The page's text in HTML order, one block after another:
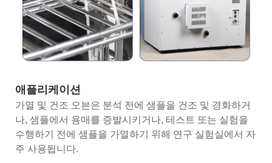
애플리케이션
가열 및 건조 오븐은 분석 전에 샘플을 건조 및 경화하거
나, 샘플에서 용매를 증발시키거나, 테스트 또는 실험을
수행하기 전에 샘플을 가열하기 위해 연구 실험실에서 자
주 사용됩니다.